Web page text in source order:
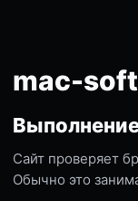
mac-
Сайт проверяет
Обычно это